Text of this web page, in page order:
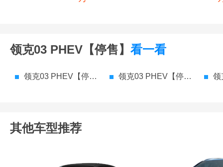
领克03 PHEV【停售】 看一看
领克03 PHEV【停售】 参数配置 领克03 PHEV【停售】 价格 领
其他车型推荐